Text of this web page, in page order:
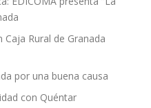
Caja Rural de Granada
por una buena causa
con Quéntar